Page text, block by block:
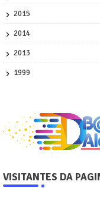
2015
2014
2013
1999
VISITANTES DA